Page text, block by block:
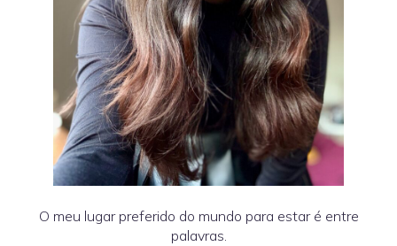
O meu lugar preferido do mundo para estar é entre
palavras.